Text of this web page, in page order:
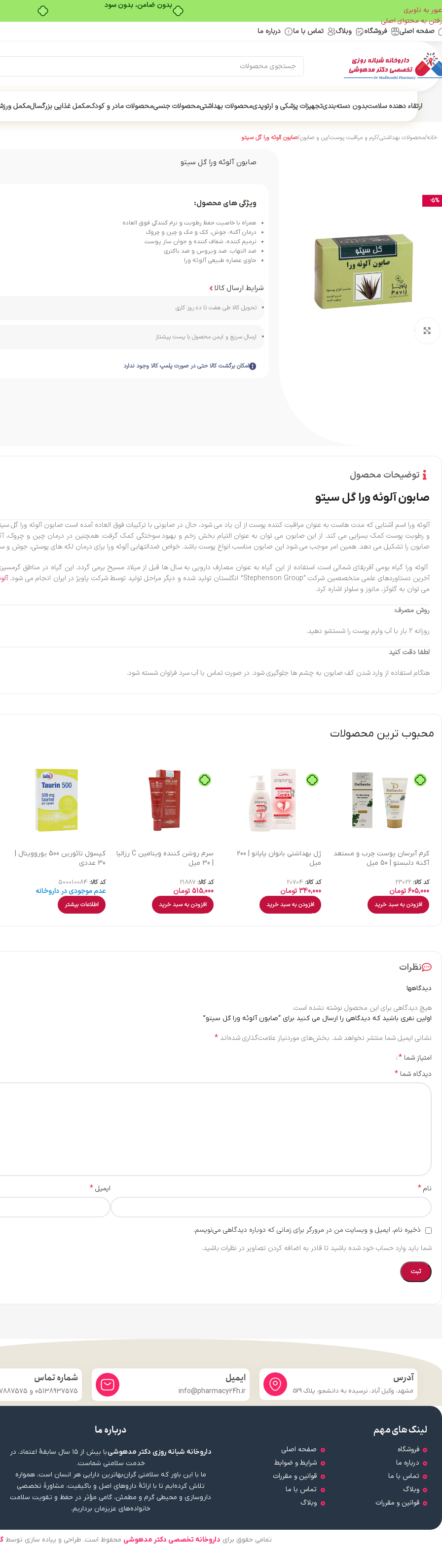
بدون ضامن، بدون سود
عبور به ناوبری
رفتن به محتوای اصلی
صفحه اصلی
فروشگاه وبلاگ تماس با ما درباره ما
ارتقاء دهنده سلامتبدون دسته‌بندیتجهیزات پزشکی و ارتوپدیمحصولات بهداشتیمحصولات جنسیمحصولات مادر و کودکمکمل غذایی بزرگسالمکمل
خانه/محصولات بهداشتی/کرم و مراقبت پوست/پن و صابون/صابون آلوئه ورا گل سیتو
-5%
صابون آلوئه ورا گل سیتو
ویژگی های محصول:
همراه با خاصیت حفظ رطوبت و نرم کنندگی فوق العاده
درمان آکنه، جوش، کک و مک و چین و چروک
ترمیم کننده، شفاف کننده و جوان ساز پوست
ضد التهاب، ضد ویروس و ضد باکتری
حاوی عصاره طبیعی آلوئه ورا
شرایط ارسال کالا
تحویل کالا طی هفت تا ده روز کاری
ارسال سریع و ایمن محصول با پست پیشتاز
امکان برگشت کالا حتی در صورت پلمپ کالا وجود ندارد
توضیحات محصول
صابون آلوئه ورا گل سیتو
آلوئه ورا اسم آشنایی که مدت هاست به عنوان مراقبت کننده پوست از آن یاد می شود، حال در صابونی با ترکیبات فوق العاده آمده است صابون آلوئه ورا گل
و رطوبت پوست کمک بسزایی می کند. از این صابون می توان به عنوان التیام بخش زخم و بهبود سوختگی کمک گرفت. همچنین در درمان چین و چروک،
صابون را تشکیل می دهد. همین امر موجب می شود این صابون مناسب انواع پوست باشد. خواص ضدالتهابی آلوئه ورا برای درمان لکه های پوستی، جوش و
آلوئه ورا گیاه بومی آفریقای شمالی است. استفاده از این گیاه به عنوان مصارف دارویی به سال ها قبل از میلاد مسیح برمی گردد. این گیاه در مناطق
آخرین دستاوردهای علمی متخصصین شرکت “Stephenson Group” انگلستان تولید شده و دیگر مراحل تولید توسط شرکت پاویژ در ایران انجام می شود.
می توان به گلوکز، مانوز و سلولز اشاره کرد.
روش مصرف:
روزانه 2 بار با آب ولرم پوست را شستشو دهید.
لطفا دقت کنید
هنگام استفاده از وارد شدن کف صابون به چشم ها جلوگیری شود. در صورت تماس با آب سرد فراوان شسته شود.
محبوب ترین محصولات
كرم آبرسان پوست چرب و مستعد
آکنه دلبستو | 50 میل
کد کالا: 23022
605,000تومان
افزودن به سبد خرید
ژل بهداشتی بانوان پاپانو | 200
میل
کد کالا: 20704
340,000 تومان
افزودن به سبد خرید
سرم روشن کننده ویتامین C رزالیا
| 30 میل
کد کالا:21887
515,000 تومان
افزودن به سبد خرید
کپسول تائورین 500 یوروویتال |
30 عددی
کد کالا: 500010084
عدم موجودی در داروخانه
اطلاعات بیشتر
نظرات
دیدگاهها
هیچ دیدگاهی برای این محصول نوشته نشده است.
اولین نفری باشید که دیدگاهی را ارسال می کنید برای “صابون آلوئه ورا گل سیتو”
نشانی ایمیل شما منتشر نخواهد شد. بخش‌های موردنیاز علامت‌گذاری شده‌اند*
امتیاز شما *
دیدگاه شما *
نام* ایمیل*
ذخیره نام، ایمیل و وبسایت من در مرورگر برای زمانی که دوباره دیدگاهی می‌نویسم.
شما باید وارد حساب خود شده باشید تا قادر به اضافه کردن تصاویر در نظرات باشید.
آدرس
مشهد، وکیل آباد، نرسیده به دانشجو، پلاک 529
ایمیل
info@pharmacy24h.ir
شماره تماس
05138937575 و 09357887575
لینک های مهم
فروشگاه
درباره ما
تماس با ما
وبلاگ
قوانین و مقررات
صفحه اصلی
شرایط و ضوابط
قوانین و مقررات
تماس با ما
وبلاگ
درباره ما
داروخانه شبانه روزی دکتر مدهوشی
با بیش از ۱۵ سال سابقهٔ اعتماد، در
خدمت سلامتی شماست.
ما با این باور که سلامتی گران‌بهاترین دارایی هر انسان است، همواره
تلاش کرده‌ایم تا با ارائهٔ داروهای اصل و باکیفیت، مشاورهٔ تخصصی
داروسازی و محیطی گرم و مطمئن، گامی مؤثر در حفظ و تقویت سلامت
خانواده‌های عزیزمان برداریم.
تمامی حقوق برای داروخانه تخصصی دکتر مدهوشی محفوظ است. طراحی و پیاده سازی توسط